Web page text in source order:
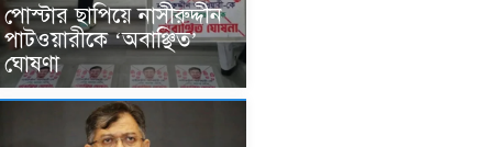
পোস্টার ছাপিয়ে নাসীরুদ্দীন
পাটওয়ারীকে ‘অবাঞ্ছিত’
ঘোষণা